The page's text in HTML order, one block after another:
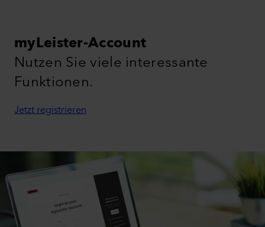
myLeister-Account
Nutzen Sie viele interessante
Funktionen.
Jetzt registrieren